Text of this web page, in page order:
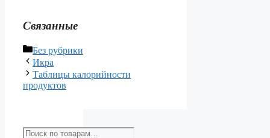
Связанные
Рубрики
Без рубрики
Икра
Таблицы калорийности
продуктов
Искать: